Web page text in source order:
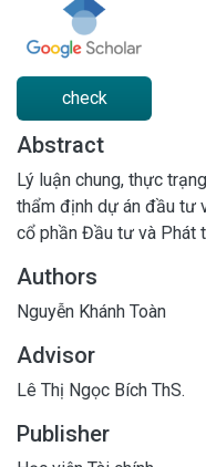
check
Abstract
Lý luận chung, thực
thẩm định dự án đầu tư
cổ phần Đầu tư và Phát
Authors
Nguyễn Khánh Toàn
Advisor
Lê Thị Ngọc Bích ThS.
Publisher